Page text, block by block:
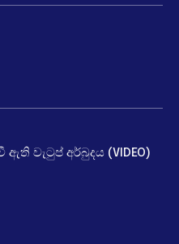
වැටුප් අර්බුදය (VIDEO)